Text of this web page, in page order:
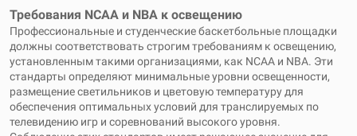
Требования NCAA и NBA к освещению
Профессиональные и студенческие баскетбольные площадки
должны соответствовать строгим требованиям к освещению,
установленным такими организациями, как NCAA и NBA. Эти
стандарты определяют минимальные уровни освещенности,
размещение светильников и цветовую температуру для
обеспечения оптимальных условий для транслируемых по
телевидению игр и соревнований высокого уровня.